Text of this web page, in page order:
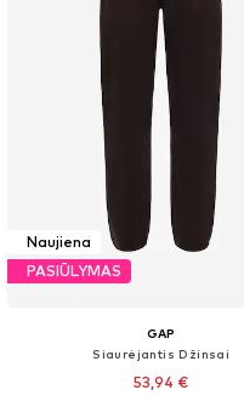
Naujiena
PASIŪLYMAS
GAP
Siaurėjantis Džinsai
53,94 €